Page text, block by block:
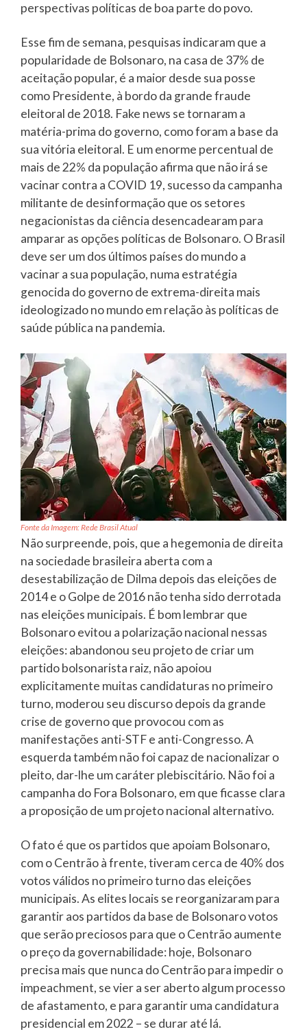
perspectivas políticas de boa parte do povo.
Esse fim de semana, pesquisas indicaram que a
popularidade de Bolsonaro, na casa de 37% de
aceitação popular, é a maior desde sua posse
como Presidente, à bordo da grande fraude
eleitoral de 2018. Fake news se tornaram a
matéria-prima do governo, como foram a base da
sua vitória eleitoral. E um enorme percentual de
mais de 22% da população afirma que não irá se
vacinar contra a COVID 19, sucesso da campanha
militante de desinformação que os setores
negacionistas da ciência desencadearam para
amparar as opções políticas de Bolsonaro. O Brasil
deve ser um dos últimos países do mundo a
vacinar a sua população, numa estratégia
genocida do governo de extrema-direita mais
ideologizado no mundo em relação às políticas de
saúde pública na pandemia.
Fonte da Imagem: Rede Brasil Atual
Não surpreende, pois, que a hegemonia de direita
na sociedade brasileira aberta com a
desestabilização de Dilma depois das eleições de
2014 e o Golpe de 2016 não tenha sido derrotada
nas eleições municipais. É bom lembrar que
Bolsonaro evitou a polarização nacional nessas
eleições: abandonou seu projeto de criar um
partido bolsonarista raiz, não apoiou
explicitamente muitas candidaturas no primeiro
turno, moderou seu discurso depois da grande
crise de governo que provocou com as
manifestações anti-STF e anti-Congresso. A
esquerda também não foi capaz de nacionalizar o
pleito, dar-lhe um caráter plebiscitário. Não foi a
campanha do Fora Bolsonaro, em que ficasse clara
a proposição de um projeto nacional alternativo.
O fato é que os partidos que apoiam Bolsonaro,
com o Centrão à frente, tiveram cerca de 40% dos
votos válidos no primeiro turno das eleições
municipais. As elites locais se reorganizaram para
garantir aos partidos da base de Bolsonaro votos
que serão preciosos para que o Centrão aumente
o preço da governabilidade: hoje, Bolsonaro
precisa mais que nunca do Centrão para impedir o
impeachment, se vier a ser aberto algum processo
de afastamento, e para garantir uma candidatura
presidencial em 2022 – se durar até lá.